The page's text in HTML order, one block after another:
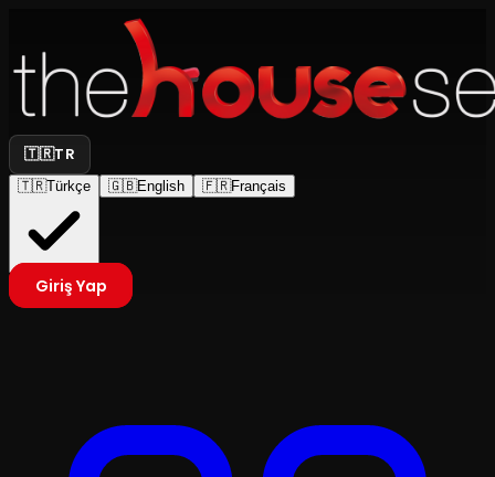
🇹🇷TR
🇹🇷Türkçe 🇬🇧English 🇫🇷Français
Giriş Yap